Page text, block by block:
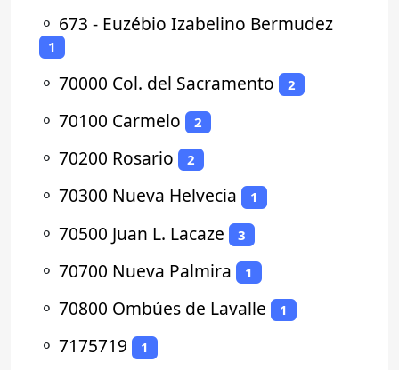
⚬ 673 - Euzébio Izabelino Bermudez
1
⚬ 70000 Col. del Sacramento 2
⚬ 70100 Carmelo 2
⚬ 70200 Rosario 2
⚬ 70300 Nueva Helvecia 1
⚬ 70500 Juan L. Lacaze 3
⚬ 70700 Nueva Palmira 1
⚬ 70800 Ombúes de Lavalle 1
⚬ 7175719 1